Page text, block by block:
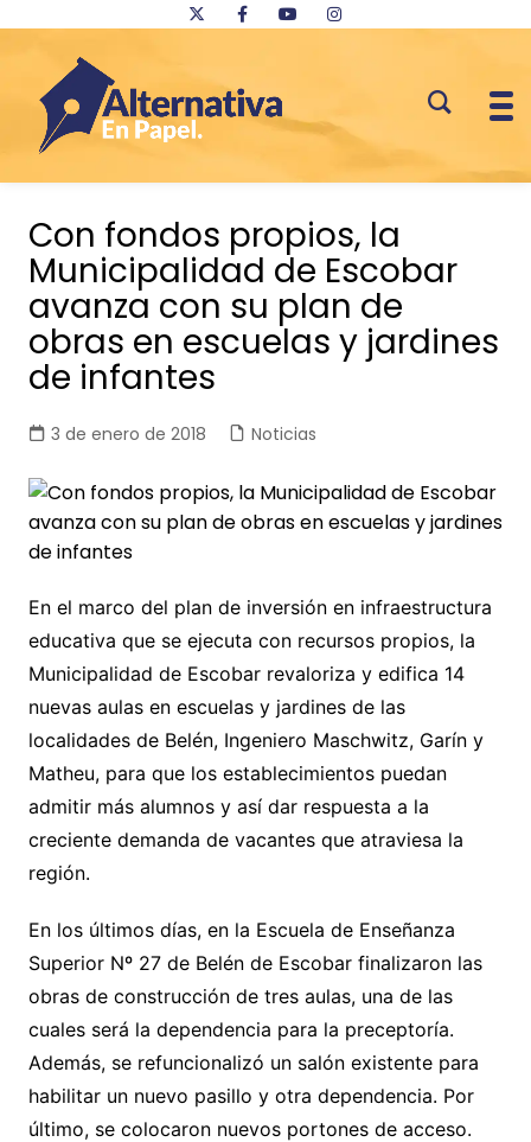
contenido
Con fondos propios, la
Municipalidad de Escobar
avanza con su plan de
obras en escuelas y jardines
de infantes
3 de enero de 2018 Noticias
En el marco del plan de inversión en infraestructura
educativa que se ejecuta con recursos propios, la
Municipalidad de Escobar revaloriza y edifica 14
nuevas aulas en escuelas y jardines de las
localidades de Belén, Ingeniero Maschwitz, Garín y
Matheu, para que los establecimientos puedan
admitir más alumnos y así dar respuesta a la
creciente demanda de vacantes que atraviesa la
región.
En los últimos días, en la Escuela de Enseñanza
Superior Nº 27 de Belén de Escobar finalizaron las
obras de construcción de tres aulas, una de las
cuales será la dependencia para la preceptoría.
Además, se refuncionalizó un salón existente para
habilitar un nuevo pasillo y otra dependencia. Por
último, se colocaron nuevos portones de acceso.